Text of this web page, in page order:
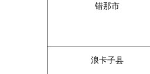
错那市
浪卡子县